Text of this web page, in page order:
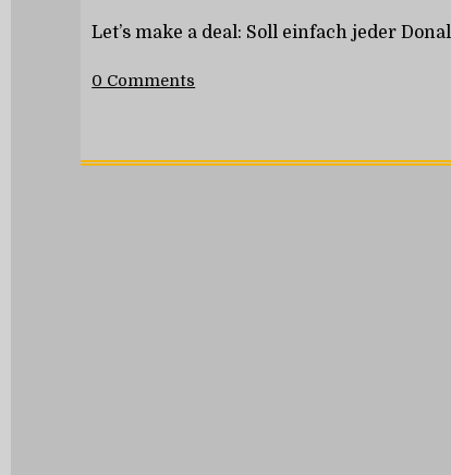
Let’s make a deal: Soll einfach jeder
0 Comments